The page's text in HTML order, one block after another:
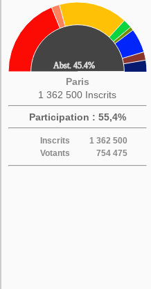
Paris
1 362 500 Inscrits
Participation : 55,4%
Inscrits
1 362 500
Votants
754 475